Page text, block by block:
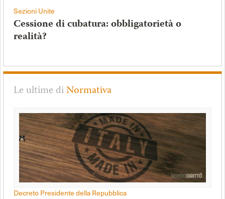
Sezioni Unite
Cessione di cubatura: obbligatorietà o
realità?
Le ultime diNormativa
Decreto Presidente della Repubblica